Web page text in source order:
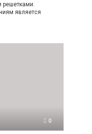
решетками.
является
0